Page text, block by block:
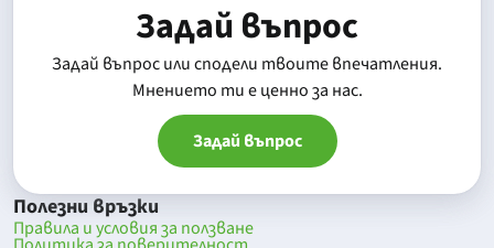
Задай въпрос
Задай въпрос или сподели твоите впечатления.
Mнението ти е ценно за нас.
Задай въпрос
Полезни връзки
Правила и условия за ползване